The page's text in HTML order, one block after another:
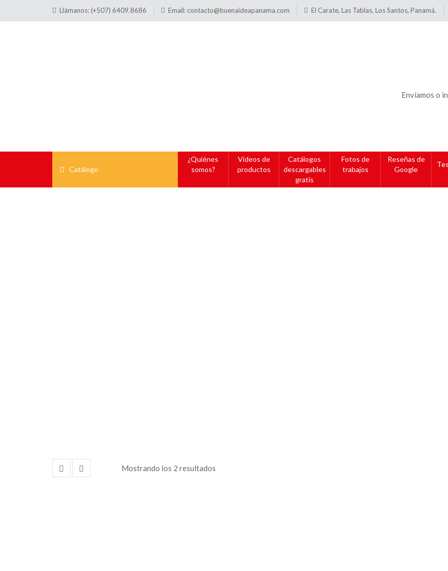
Llámanos: (+507) 6409.8686 Email: contacto@buenaideapanama.com El Carate, Las Tablas, Los Santos, Panamá.
Envíamos o
Catálogo
¿Quiénes
somos?
Videos de
productos
Catálogos
descargables
gratis
Fotos de
trabajos
Reseñas de
Google
Mostrando los 2 resultados